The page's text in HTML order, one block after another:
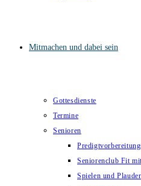
Mitmachen und dabei sein
Gottesdienste
Termine
Senioren
Seniorenclub Fit
Spielen und